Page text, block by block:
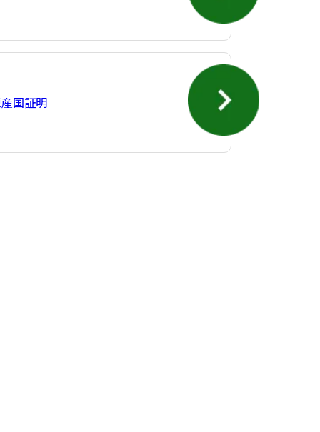
国証明